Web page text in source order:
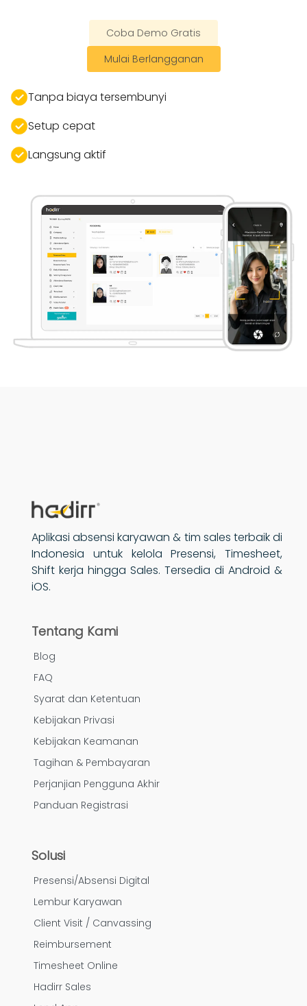
Coba Demo Gratis
Mulai Berlangganan
Tanpa biaya tersembunyi
Setup cepat
Langsung aktif
Aplikasi absensi karyawan & tim sales terbaik di
Indonesia untuk kelola Presensi, Timesheet,
Shift kerja hingga Sales. Tersedia di Android &
iOS.
Tentang Kami
Blog
FAQ
Syarat dan Ketentuan
Kebijakan Privasi
Kebijakan Keamanan
Tagihan & Pembayaran
Perjanjian Pengguna Akhir
Panduan Registrasi
Solusi
Presensi/Absensi Digital
Lembur Karyawan
Client Visit / Canvassing
Reimbursement
Timesheet Online
Hadirr Sales